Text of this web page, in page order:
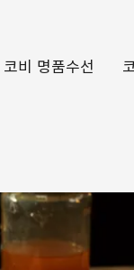
코비 명품수선